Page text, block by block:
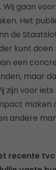
gaan
Het
de
kunt doen
een
maar
zijn voor
maken
andere
recente